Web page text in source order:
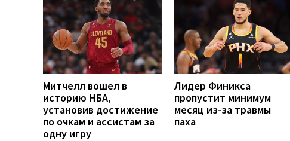
Митчелл вошел в
историю НБА,
установив достижение
по очкам и ассистам за
одну игру
Лидер Финикса
пропустит минимум
месяц из-за травмы
паха